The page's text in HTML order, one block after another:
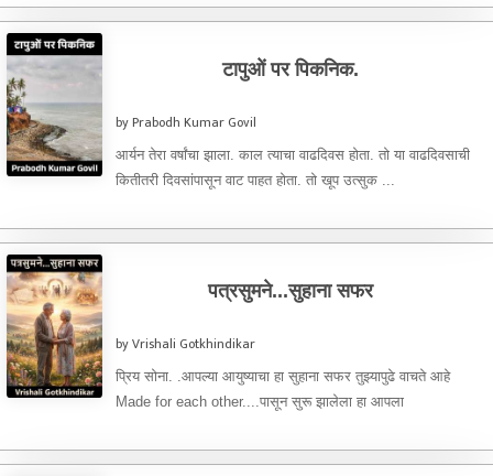
टापुओं पर पिकनिक.
by Prabodh Kumar Govil
आर्यन तेरा वर्षांचा झाला. काल त्याचा वाढदिवस होता. तो या वाढदिवसाची
कितीतरी दिवसांपासून वाट पाहत होता. तो खूप उत्सुक ...
पत्रसुमने...सुहाना सफर
by Vrishali Gotkhindikar
प्रिय सोना. .आपल्या आयुष्याचा हा सुहाना सफर तुझ्यापुढे वाचते आहे
Made for each other....पासून सुरू झालेला हा आपला